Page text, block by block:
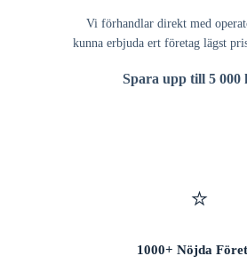
Vi förhandlar direkt med
kunna erbjuda ert företag lägst
Spara upp till 5 000
⭐
1000+ Nöjda